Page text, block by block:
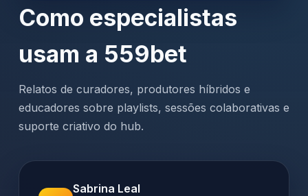
Como especialistas
usam a 559bet
Relatos de curadores, produtores híbridos e
educadores sobre playlists, sessões colaborativas e
suporte criativo do hub.
Sabrina Leal